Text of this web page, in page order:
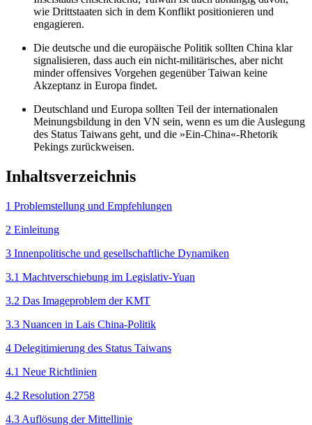
wie Drittstaaten sich in dem Konflikt positionieren und
engagieren.
Die deutsche und die europäische Politik sollten China klar
signalisieren, dass auch ein nicht-militärisches, aber nicht
minder offensives Vorgehen gegenüber Taiwan keine
Akzeptanz in Europa findet.
Deutschland und Europa sollten Teil der internationalen
Meinungs­bildung in den VN sein, wenn es um die Auslegung
des Status Taiwans geht, und die »Ein-China«-Rhetorik
Pekings zurückweisen.
Inhaltsverzeichnis
1 Problemstellung und Empfehlungen
2 Einleitung
3 Innenpolitische und gesellschaftliche Dynamiken
3.1 Machtverschiebung im Legislativ-Yuan
3.2 Das Imageproblem der KMT
3.3 Nuancen in Lais China-Politik
4 Delegitimierung des Status Taiwans
4.1 Neue Richtlinien
4.2 Resolution 2758
4.3 Auflösung der Mittellinie